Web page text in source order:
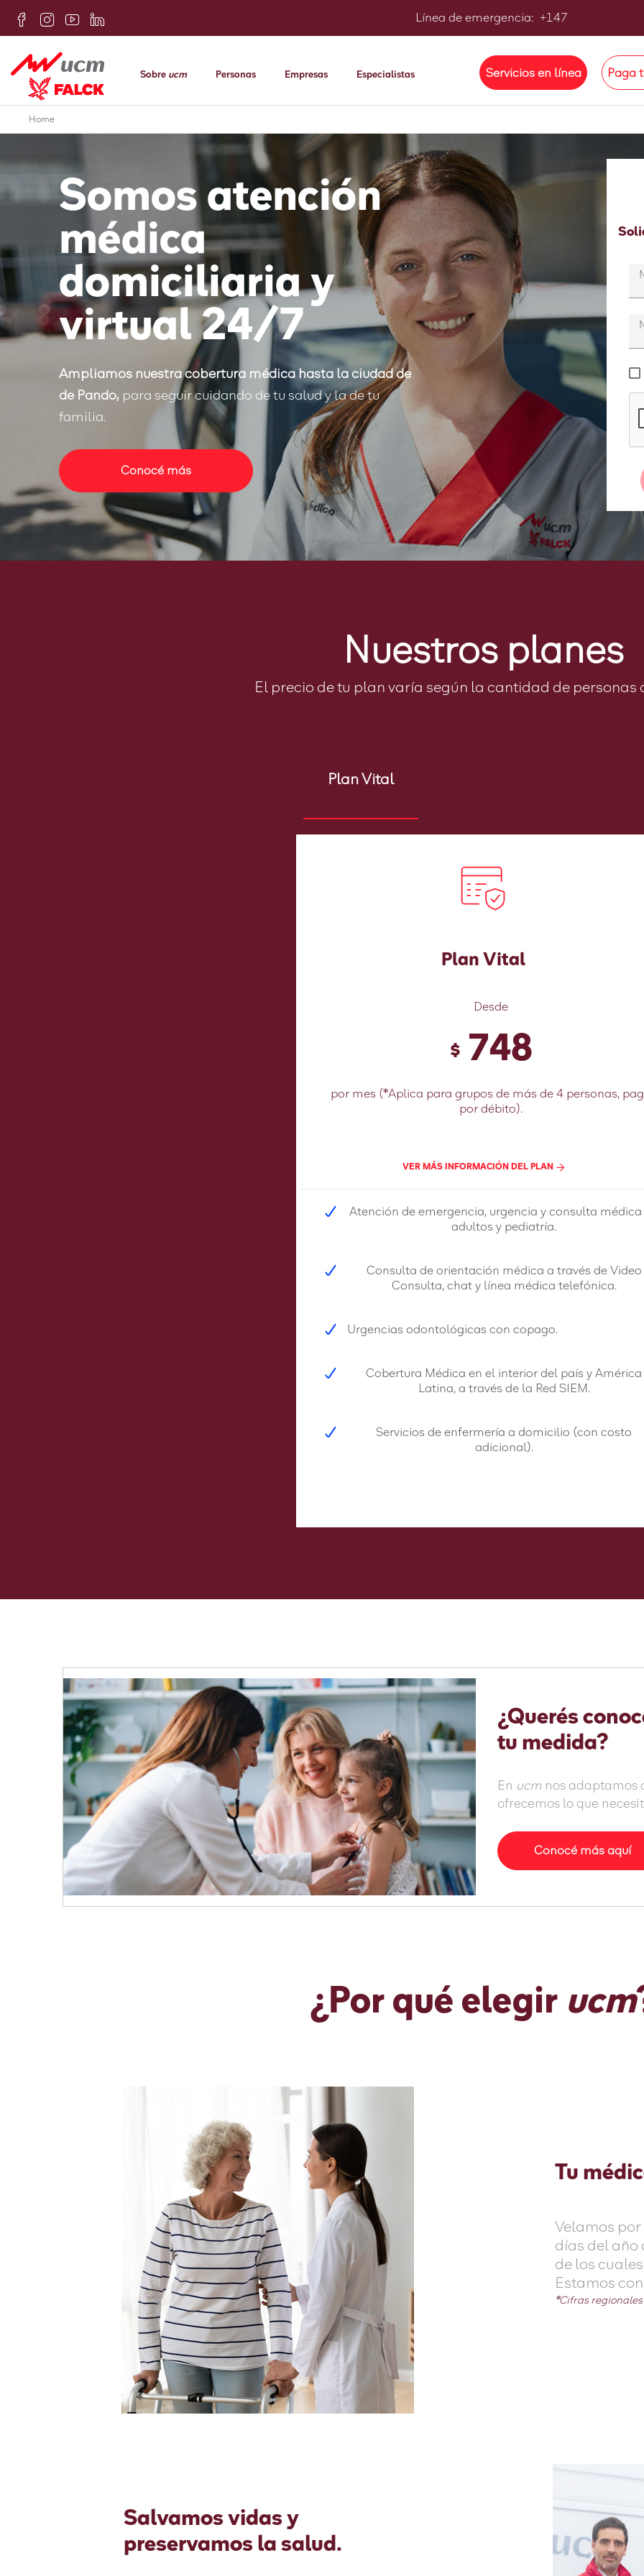
Línea de emergencia: +147
Sobre ucm Personas Empresas Especialistas Servicios en línea Paga
Home
Somos atención
médica
domiciliaria y
virtual 24/7
Ampliamos nuestra cobertura médica hasta la ciudad de
de Pando, para seguir cuidando de tu salud y la de tu
familia.
Conocé más
Nuestros planes
El precio de tu plan varía según la cantidad de personas
Plan Vital
Plan Vital
Desde
$ 748
por mes (*Aplica para grupos de más de 4 personas,
por débito).
VER MÁS INFORMACIÓN DEL PLAN
Atención de emergencia, urgencia y consulta médica
adultos y pediatría.
Consulta de orientación médica a través de Video
Consulta, chat y línea médica telefónica.
Urgencias odontológicas con copago.
Cobertura Médica en el interior del país y América
Latina, a través de la Red SIEM.
Servicios de enfermería a domicilio (con costo
adicional).
¿Querés
tu medida?
En ucm nos adaptamos
ofrecemos lo que
Conocé más aquí
¿Por qué elegir ucm
Tu
Velamos
días del año
de los
Estamos
*Cifras
Salvamos vidas y
preservamos la salud.